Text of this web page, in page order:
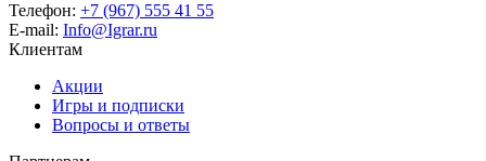
Телефон: +7 (967) 555 41 55
E-mail: Info@Igrar.ru
Клиентам
Акции
Игры и подписки
Вопросы и ответы